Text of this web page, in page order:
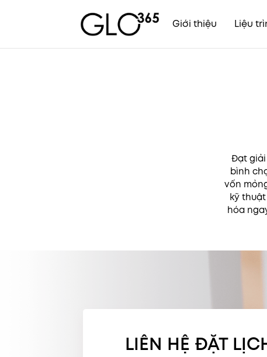
Giới thiệu Liệu
Đạt giải
bình
vốn
kỹ
hóa
LIÊN HỆ ĐẶT